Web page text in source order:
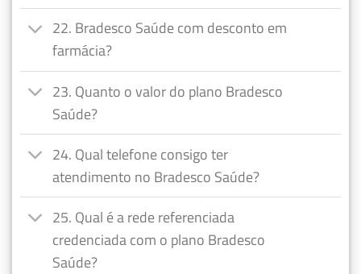
22. Bradesco Saúde com desconto em
farmácia?
23. Quanto o valor do plano Bradesco
Saúde?
24. Qual telefone consigo ter
atendimento no Bradesco Saúde?
25. Qual é a rede referenciada
credenciada com o plano Bradesco
Saúde?